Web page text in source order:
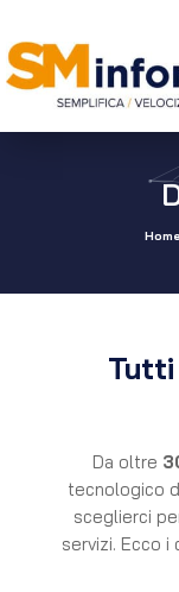
Home
Da oltre
tecnologico
sceglierci
servizi. Ecco